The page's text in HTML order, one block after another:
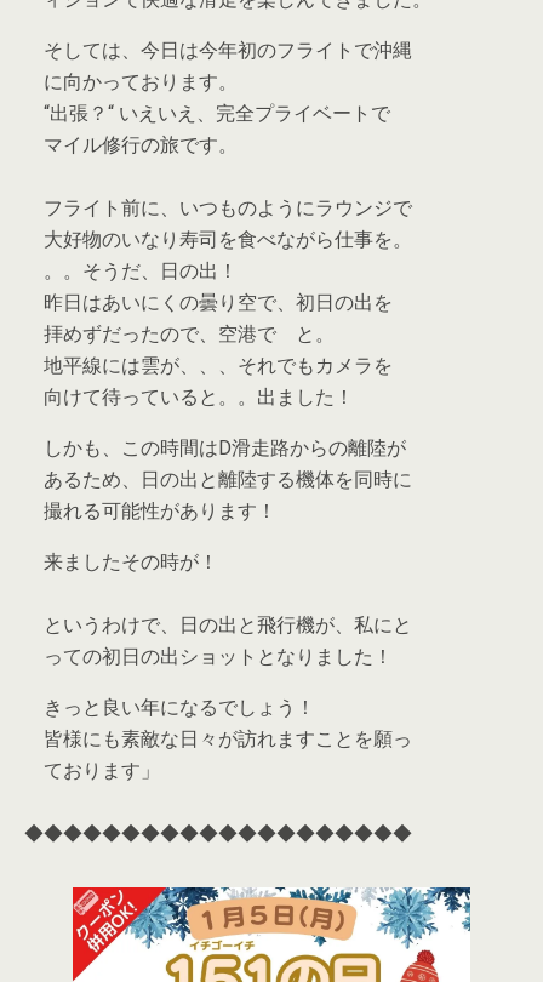
そしては、今日は今年初のフライトで沖縄
に向かっております。
“出張？“ いえいえ、完全プライベートで
マイル修行の旅です。
フライト前に、いつものようにラウンジで
大好物のいなり寿司を食べながら仕事を。
。。そうだ、日の出！
昨日はあいにくの曇り空で、初日の出を
拝めずだったので、空港で と。
地平線には雲が、、、それでもカメラを
向けて待っていると。。出ました！
しかも、この時間はD滑走路からの離陸が
あるため、日の出と離陸する機体を同時に
撮れる可能性があります！
来ましたその時が！
というわけで、日の出と飛行機が、私にと
っての初日の出ショットとなりました！
きっと良い年になるでしょう！
皆様にも素敵な日々が訪れますことを願っ
ております」
◆◆◆◆◆◆◆◆◆◆◆◆◆◆◆◆◆◆◆◆